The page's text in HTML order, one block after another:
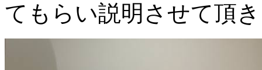
てもらい説明させて頂